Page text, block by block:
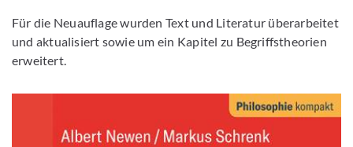
Für die Neuauflage wurden Text und Literatur überarbeitet
und aktualisiert sowie um ein Kapitel zu Begriffstheorien
erweitert.